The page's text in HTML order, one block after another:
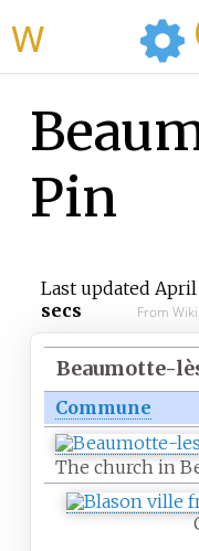
Pin
Last updated April
secs
From
Beaumotte-
Commune
The church in